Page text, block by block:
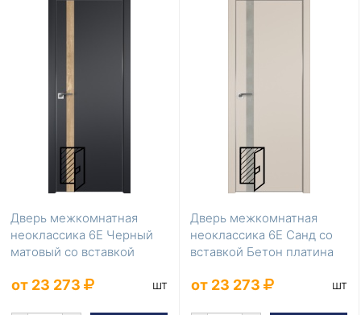
Дверь межкомнатная
неоклассика 6Е Черный
матовый со вставкой
от 23 273 шт
Дверь межкомнатная
неоклассика 6Е Санд со
вставкой Бетон платина
от 23 273 шт